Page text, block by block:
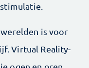
is voor
Virtual Reality-